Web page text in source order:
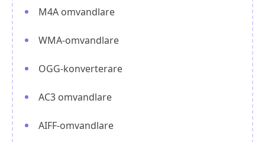
M4A omvandlare
WMA-omvandlare
OGG-konverterare
AC3 omvandlare
AIFF-omvandlare